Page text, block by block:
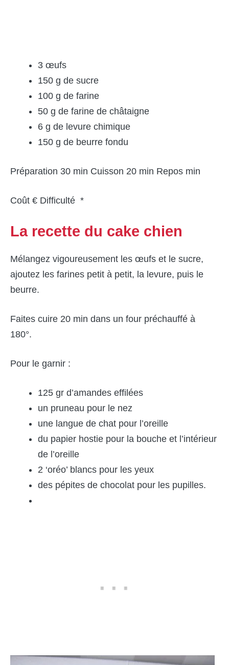
3 œufs
150 g de sucre
100 g de farine
50 g de farine de châtaigne
6 g de levure chimique
150 g de beurre fondu
Préparation 30 min Cuisson 20 min Repos min
Coût € Difficulté *
La recette du cake chien
Mélangez vigoureusement les œufs et le sucre,
ajoutez les farines petit à petit, la levure, puis le
beurre.
Faites cuire 20 min dans un four préchauffé à
180°.
Pour le garnir :
125 gr d’amandes effilées
un pruneau pour le nez
une langue de chat pour l’oreille
du papier hostie pour la bouche et l’intérieur
de l’oreille
2 ‘oréo’ blancs pour les yeux
des pépites de chocolat pour les pupilles.